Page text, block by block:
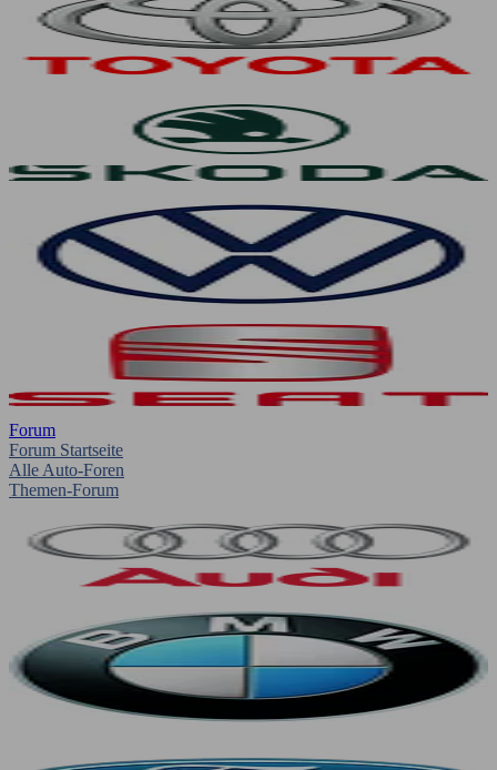
Forum
Forum Startseite
Alle Auto-Foren
Themen-Forum